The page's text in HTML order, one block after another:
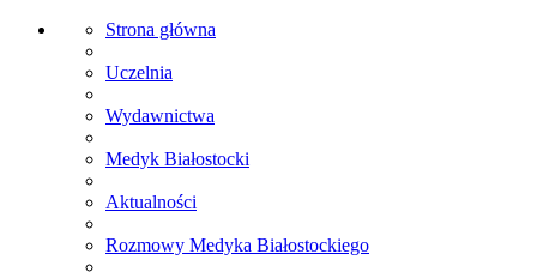
Strona główna
Uczelnia
Wydawnictwa
Medyk Białostocki
Aktualności
Rozmowy Medyka Białostockiego